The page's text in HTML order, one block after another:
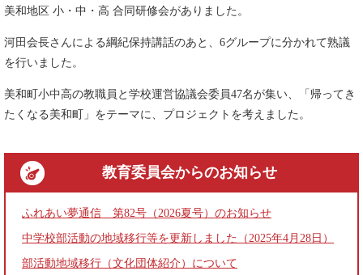
美和地区 小・中・高 合同研修会がありました。
河田会長さんによる綱紀保持講話のあと、6グループに分かれて熟議
を行いました。
美和町小中高の教職員と学校運営協議会委員47名が集い、「帰ってき
たくなる美和町」をテーマに、プロジェクトを考えました。
教育委員会からのお知らせ
ふれあい夢通信 第82号（2026夏号）のお知らせ
中学校部活動の地域移行等を更新しました（2025年4月28日）
部活動地域移行（文化団体紹介）について